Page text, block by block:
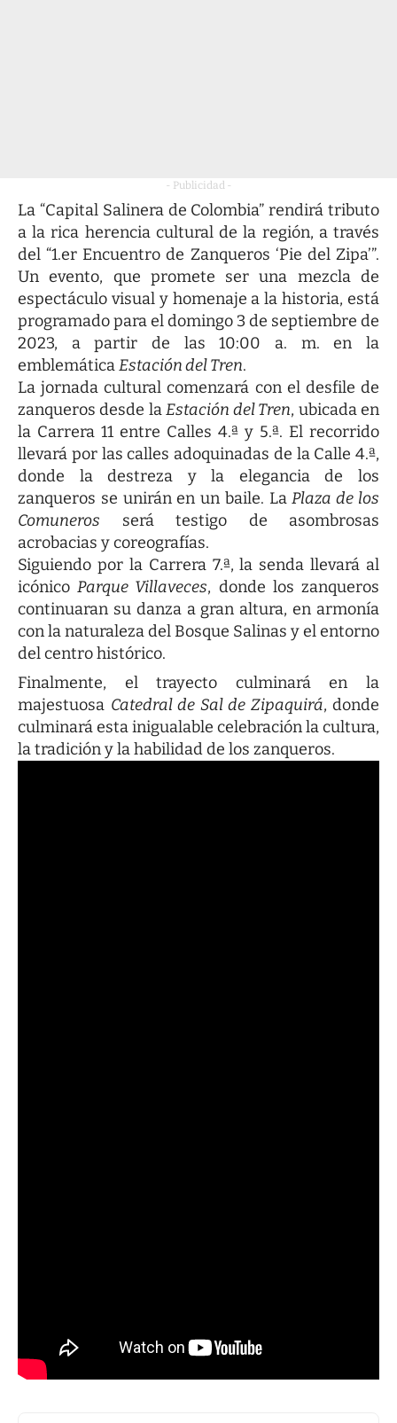
- Publicidad -
La “Capital Salinera de Colombia” rendirá tributo
a la rica herencia cultural de la región, a través
del “1.er Encuentro de Zanqueros ‘Pie del Zipa’”.
Un evento, que promete ser una mezcla de
espectáculo visual y homenaje a la historia, está
programado para el domingo 3 de septiembre de
2023, a partir de las 10:00 a. m. en la
emblemáticaEstación del Tren.
La jornada cultural comenzará con el desfile de
zanqueros desde laEstación del Tren, ubicada en
la Carrera 11 entre Calles 4.ª y 5.ª. El recorrido
llevará por las calles adoquinadas de la Calle 4.ª,
donde la destreza y la elegancia de los
zanqueros se unirán en un baile. LaPlaza de los
Comuneros será testigo de asombrosas
acrobacias y coreografías.
Siguiendo por la Carrera 7.ª, la senda llevará al
icónicoParque Villaveces, donde los zanqueros
continuaran su danza a gran altura, en armonía
con la naturaleza del Bosque Salinas y el entorno
del centro histórico.
Finalmente, el trayecto culminará en la
majestuosa Catedral de Sal de Zipaquirá, donde
culminará esta inigualable celebración la cultura,
la tradición y la habilidad de los zanqueros.